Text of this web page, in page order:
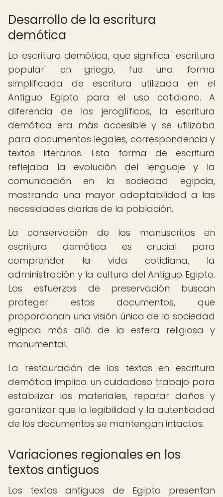
Desarrollo de la escritura
demótica
La escritura demótica, que significa "escritura
popular" en griego, fue una forma
simplificada de escritura utilizada en el
Antiguo Egipto para el uso cotidiano. A
diferencia de los jeroglíficos, la escritura
demótica era más accesible y se utilizaba
para documentos legales, correspondencia y
textos literarios. Esta forma de escritura
reflejaba la evolución del lenguaje y la
comunicación en la sociedad egipcia,
mostrando una mayor adaptabilidad a las
necesidades diarias de la población.
La conservación de los manuscritos en
escritura demótica es crucial para
comprender la vida cotidiana, la
administración y la cultura del Antiguo Egipto.
Los esfuerzos de preservación buscan
proteger estos documentos, que
proporcionan una visión única de la sociedad
egipcia más allá de la esfera religiosa y
monumental.
La restauración de los textos en escritura
demótica implica un cuidadoso trabajo para
estabilizar los materiales, reparar daños y
garantizar que la legibilidad y la autenticidad
de los documentos se mantengan intactas.
Variaciones regionales en los
textos antiguos
Los textos antiguos de Egipto presentan